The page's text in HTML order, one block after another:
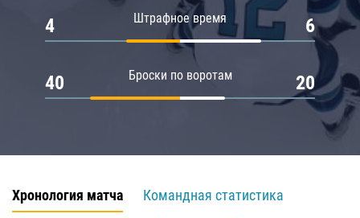
Штрафное время
4 6
Броски по воротам
40 20
Хронология матча
Командная статистика